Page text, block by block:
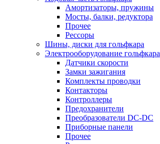
Амортизаторы, пружины
Мосты, балки, редуктора
Прочее
Рессоры
Шины, диски для гольфкара
Электрооборудование гольфкара
Датчики скорости
Замки зажигания
Комплекты проводки
Контакторы
Контроллеры
Предохранители
Преобразователи DC-DC
Приборные панели
Прочее